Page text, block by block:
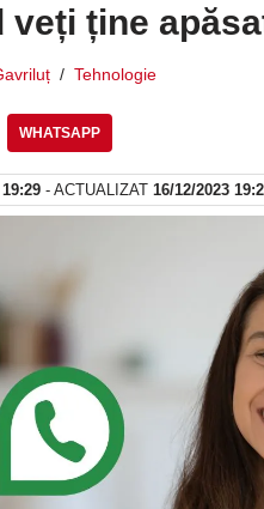
veți ține
Tehnologie
WHATSAPP
- ACTUALIZAT 16/12/2023